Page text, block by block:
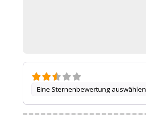
Eine Sternenbewertung auswählen